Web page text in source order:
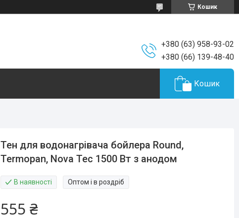
Кошик
+380 (63) 958-93-02
+380 (66) 139-48-40
Кошик
Тен для водонагрівача бойлера Round,
Termopan, Nova Tec 1500 Вт з анодом
В наявності Оптом і в роздріб
555 ₴